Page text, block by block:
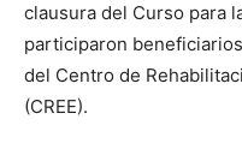
clausura del Curso para
participaron
del Centro de
(CREE).